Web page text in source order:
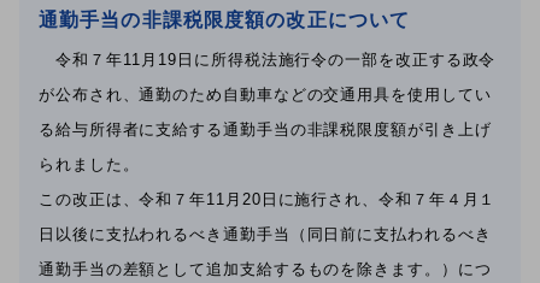
通勤手当の非課税限度額の改正について
令和７年11月19日に所得税法施行令の一部を改正する政令
が公布され、通勤のため自動車などの交通用具を使用してい
る給与所得者に支給する通勤手当の非課税限度額が引き上げ
られました。
この改正は、令和７年11月20日に施行され、令和７年４月１
日以後に支払われるべき通勤手当（同日前に支払われるべき
通勤手当の差額として追加支給するものを除きます。）につ